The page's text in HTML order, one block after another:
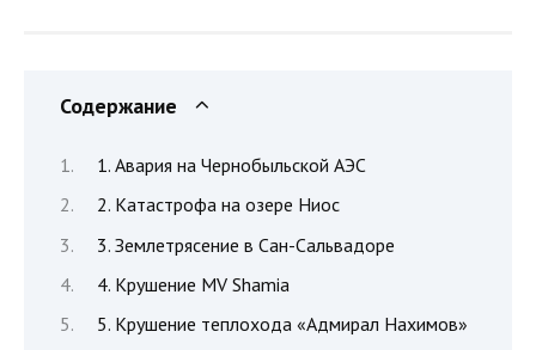
Содержание
1. Авария на Чернобыльской АЭС
2. Катастрофа на озере Ниос
3. Землетрясение в Сан-Сальвадоре
4. Крушение MV Shamia
5. Крушение теплохода «Адмирал Нахимов»